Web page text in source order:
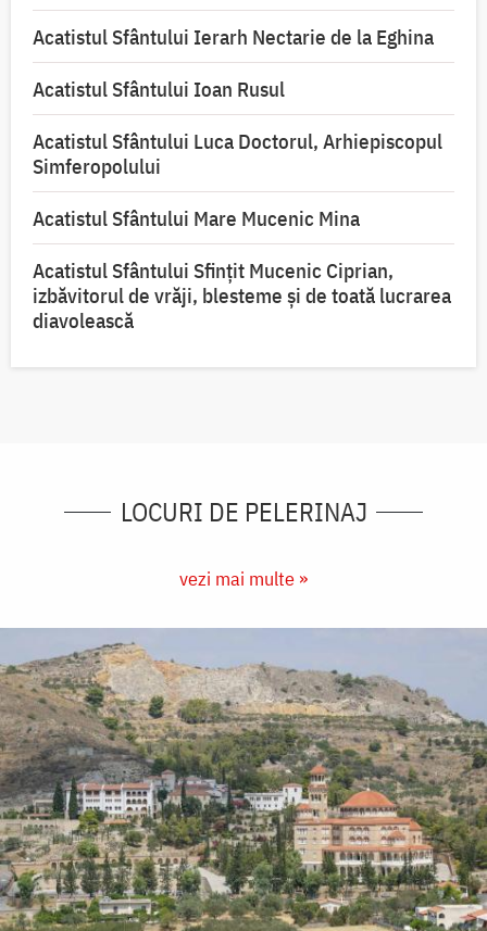
Acatistul Sfântului Ierarh Nectarie de la Eghina
Acatistul Sfântului Ioan Rusul
Acatistul Sfântului Luca Doctorul, Arhiepiscopul
Simferopolului
Acatistul Sfântului Mare Mucenic Mina
Acatistul Sfântului Sfințit Mucenic Ciprian,
izbăvitorul de vrăji, blesteme și de toată lucrarea
diavolească
LOCURI DE PELERINAJ
vezi mai multe »